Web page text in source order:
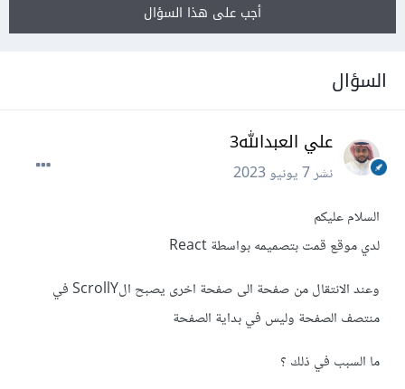
أجب على هذا السؤال
السؤال
علي العبدالله3
نشر7 يونيو 2023
السلام عليكم
لدي موقع قمت بتصميمه بواسطة React
وعند الانتقال من صفحة الى صفحة اخرى يصبح الScrollY في
منتصف الصفحة وليس في بداية الصفحة
ما السبب في ذلك ؟